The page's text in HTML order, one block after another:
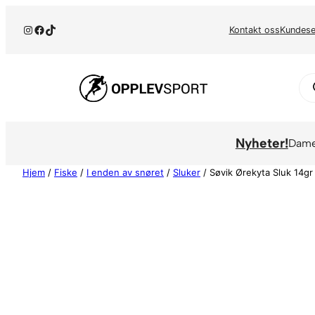
Instagram
Facebook
TikTok Kontakt oss
Nyheter!
Hjem / Fiske / I enden av snøret / Sluker / Søvik Ørekyta Sluk